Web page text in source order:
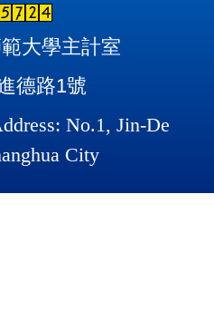
大學主計室
德路1號
No.1, Jin-De
City